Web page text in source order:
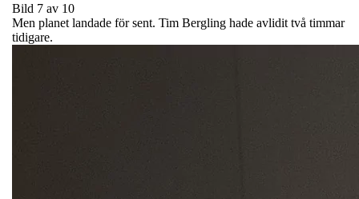
Bild 7 av 10
Men planet landade för sent. Tim Bergling hade avlidit två timmar
tidigare.